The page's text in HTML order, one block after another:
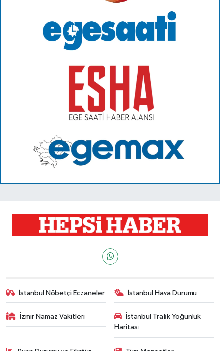
İstanbul Nöbetçi Eczaneler İstanbul Hava Durumu
İzmir Namaz Vakitleri
İstanbul Trafik Yoğunluk
Haritası